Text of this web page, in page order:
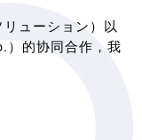
ューション）以
）的协同合作，我